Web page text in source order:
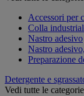
Accessori per
Colla
Nastro adesivo
Nastro
Preparazione
Detergente e
Vedi tutte le categorie